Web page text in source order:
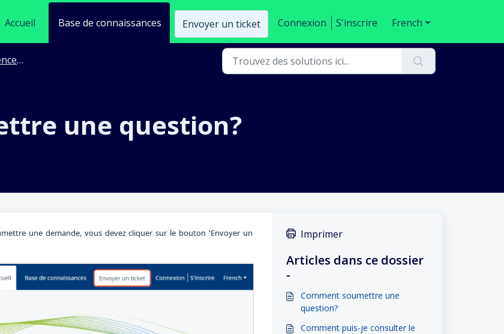
Accueil Base de connaissances Envoyer un ticket Connexion S'inscrire French
d'ista
une question?
une demande, vous devez cliquer sur le bouton 'Envoyer un
Imprimer
Articles dans ce dossier
-
Comment soumettre une
question?
Comment puis-je consulter le